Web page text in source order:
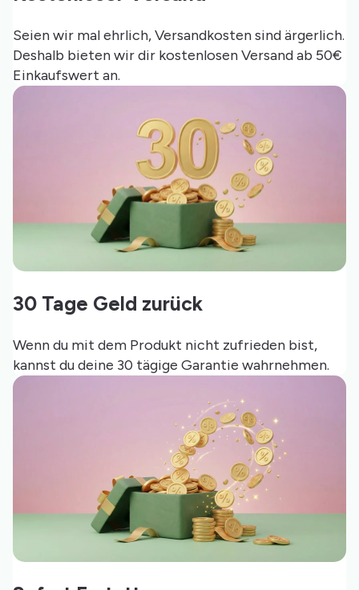
Seien wir mal ehrlich, Versandkosten sind ärgerlich.
Deshalb bieten wir dir kostenlosen Versand ab 50€
Einkaufswert an.
30 Tage Geld zurück
Wenn du mit dem Produkt nicht zufrieden bist,
kannst du deine 30 tägige Garantie wahrnehmen.